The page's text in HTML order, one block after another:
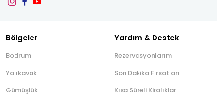
Bölgeler
Bodrum
Yalıkavak
Gümüşlük
Yardım & Destek
Rezervasyonlarım
Son Dakika Fırsatları
Kısa Süreli Kiralıklar